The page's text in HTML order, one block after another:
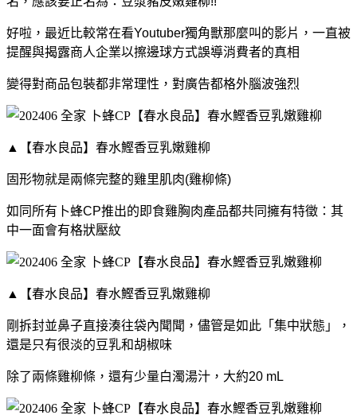
好啦，最近比較常在看Youtuber獨角獸那麼叫的影片，一直被
提醒與揭露商人企業以擦邊球方式誤導消費者的真相
變得對商品包裝都非常理性，對廣告都格外腦波強烈
▲【春水良品】春水鰹香豆乳嫩雞柳
固形物就是兩條完整的雞里肌肉(雞柳條)
如同所有卜蜂CP推出的即食雞胸肉產品都共同擁有特徵：其
中一面會有格狀壓紋
▲【春水良品】春水鰹香豆乳嫩雞柳
剛拆封並鼻子直接湊往袋內聞聞，儘管是如此「集中狀態」，
還是只有很淡的豆乳和胡椒味
除了兩條雞柳條，還有少量白濁湯汁，大約20 mL